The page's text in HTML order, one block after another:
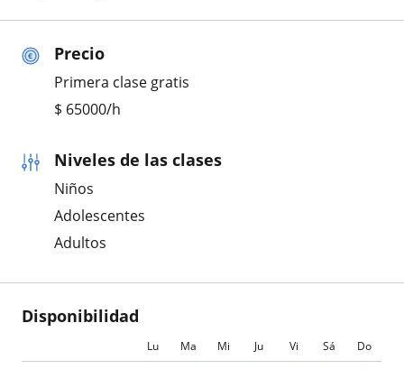
Precio
Primera clase gratis
$ 65000/h
Niveles de las clases
Niños
Adolescentes
Adultos
Disponibilidad
Lu Ma Mi Ju Vi Sá Do